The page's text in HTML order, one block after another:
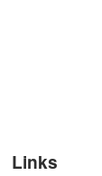
Links